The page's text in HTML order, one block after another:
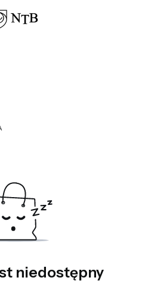
Zobacz szczegóły
niedostępny